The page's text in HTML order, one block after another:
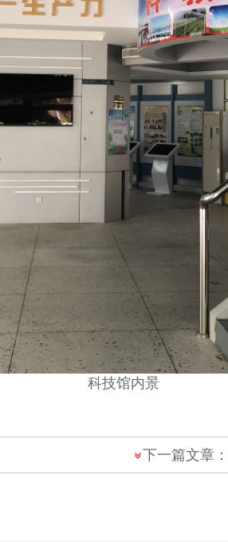
科技馆内景
下一篇文章：